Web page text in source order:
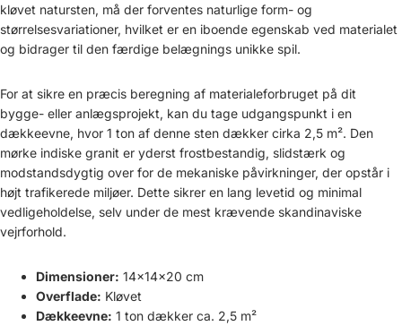
kløvet natursten, må der forventes naturlige form- og
størrelsesvariationer, hvilket er en iboende egenskab ved materialet
og bidrager til den færdige belægnings unikke spil.
For at sikre en præcis beregning af materialeforbruget på dit
bygge- eller anlægsprojekt, kan du tage udgangspunkt i en
dækkeevne, hvor 1 ton af denne sten dækker cirka 2,5 m². Den
mørke indiske granit er yderst frostbestandig, slidstærk og
modstandsdygtig over for de mekaniske påvirkninger, der opstår i
højt trafikerede miljøer. Dette sikrer en lang levetid og minimal
vedligeholdelse, selv under de mest krævende skandinaviske
vejrforhold.
Dimensioner: 14x14x20 cm
Overflade: Kløvet
Dækkeevne: 1 ton dækker ca. 2,5 m²